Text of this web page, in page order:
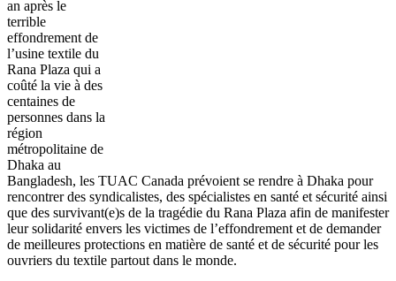
an après le
terrible
effondrement de
l’usine textile du
Rana Plaza qui a
coûté la vie à des
centaines de
personnes dans la
région
métropolitaine de
Dhaka au
Bangladesh, les TUAC Canada prévoient se rendre à Dhaka pour
rencontrer des syndicalistes, des spécialistes en santé et sécurité ainsi
que des survivant(e)s de la tragédie du Rana Plaza afin de manifester
leur solidarité envers les victimes de l’effondrement et de demander
de meilleures protections en matière de santé et de sécurité pour les
ouvriers du textile partout dans le monde.